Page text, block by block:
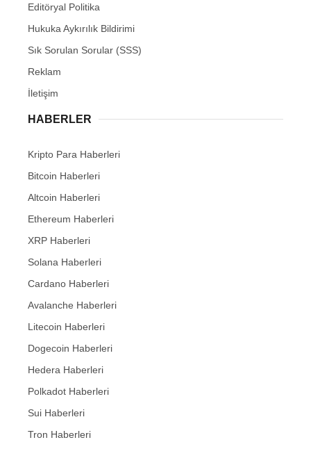
Editöryal Politika
Hukuka Aykırılık Bildirimi
Sık Sorulan Sorular (SSS)
Reklam
İletişim
HABERLER
Kripto Para Haberleri
Bitcoin Haberleri
Altcoin Haberleri
Ethereum Haberleri
XRP Haberleri
Solana Haberleri
Cardano Haberleri
Avalanche Haberleri
Litecoin Haberleri
Dogecoin Haberleri
Hedera Haberleri
Polkadot Haberleri
Sui Haberleri
Tron Haberleri